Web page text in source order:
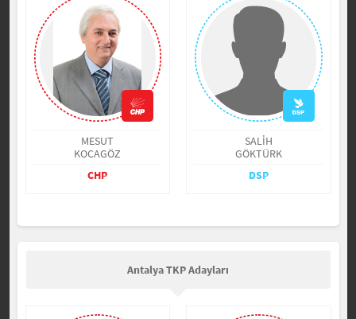
MESUT
KOCAGÖZ
CHP
SALİH
GÖKTÜRK
DSP
Antalya TKP Adayları